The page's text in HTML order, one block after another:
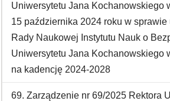
Uniwersytetu Jana Kochanowskiego
15 października 2024 roku w sprawie
Rady Naukowej Instytutu Nauk o
Uniwersytetu Jana Kochanowskiego
na kadencję 2024-2028
69. Zarządzenie nr 69/2025 Rektora